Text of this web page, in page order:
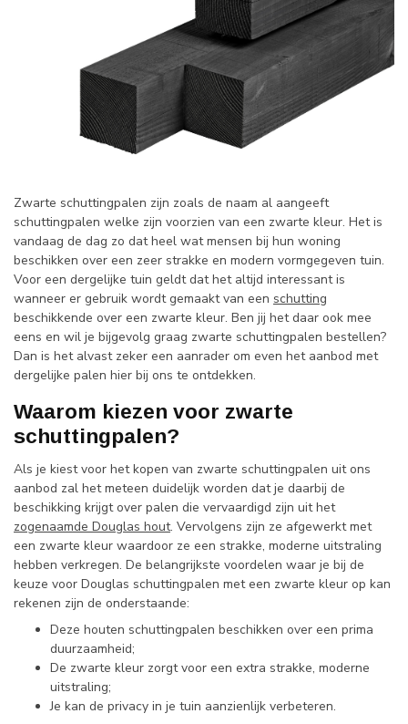
Zwarte schuttingpalen zijn zoals de naam al aangeeft
schuttingpalen welke zijn voorzien van een zwarte kleur. Het is
vandaag de dag zo dat heel wat mensen bij hun woning
beschikken over een zeer strakke en modern vormgegeven tuin.
Voor een dergelijke tuin geldt dat het altijd interessant is
wanneer er gebruik wordt gemaakt van een schutting
beschikkende over een zwarte kleur. Ben jij het daar ook mee
eens en wil je bijgevolg graag zwarte schuttingpalen bestellen?
Dan is het alvast zeker een aanrader om even het aanbod met
dergelijke palen hier bij ons te ontdekken.
Waarom kiezen voor zwarte
schuttingpalen?
Als je kiest voor het kopen van zwarte schuttingpalen uit ons
aanbod zal het meteen duidelijk worden dat je daarbij de
beschikking krijgt over palen die vervaardigd zijn uit het
zogenaamde Douglas hout. Vervolgens zijn ze afgewerkt met
een zwarte kleur waardoor ze een strakke, moderne uitstraling
hebben verkregen. De belangrijkste voordelen waar je bij de
keuze voor Douglas schuttingpalen met een zwarte kleur op kan
rekenen zijn de onderstaande:
Deze houten schuttingpalen beschikken over een prima
duurzaamheid;
De zwarte kleur zorgt voor een extra strakke, moderne
uitstraling;
Je kan de privacy in je tuin aanzienlijk verbeteren.